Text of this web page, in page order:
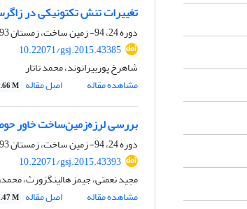
تغییرات تنش تکتونیکی در
دوره 24، 94- زمین ساخت، زمستان 1393، صفحه
10.22071/gsj.2015.43385
شاهرخ پوربیرانوند، محمد تاتار
مشاهده مقاله
اصل مقاله M
بررسی لرزه‌زمین‌ساخت خاور
دوره 24، 94- زمین ساخت، زمستان 1393، صفحه
10.22071/gsj.2015.43393
مجید نعمتی، جیمز هالینگزورث،
مشاهده مقاله
اصل مقاله M